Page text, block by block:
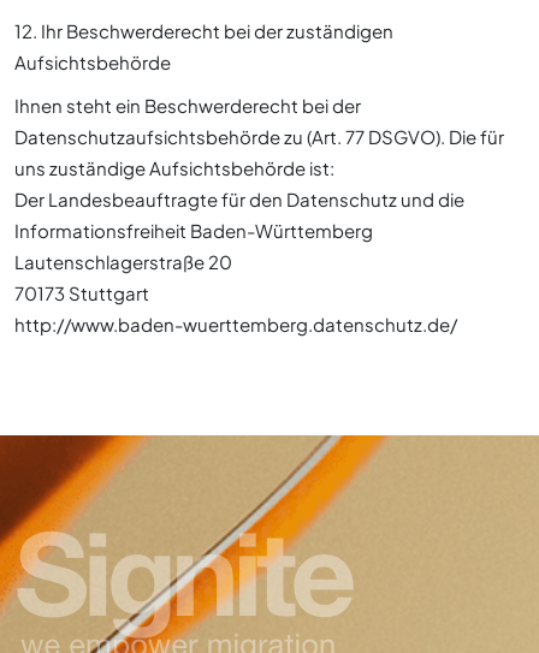
12. Ihr Beschwerderecht bei der zuständigen
Aufsichtsbehörde
Ihnen steht ein Beschwerderecht bei der
Datenschutzaufsichtsbehörde zu (Art. 77 DSGVO). Die für
uns zuständige Aufsichtsbehörde ist:
Der Landesbeauftragte für den Datenschutz und die
Informationsfreiheit Baden-Württemberg
Lautenschlagerstraße 20
70173 Stuttgart
http://www.baden-wuerttemberg.datenschutz.de/